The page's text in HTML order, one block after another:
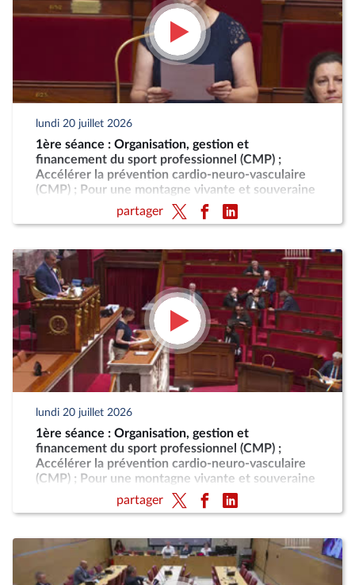
lundi 20 juillet 2026
1ère séance : Organisation, gestion et
financement du sport professionnel (CMP) ;
Accélérer la prévention cardio-neuro-vasculaire
(CMP) ; Pour une montagne vivante et souveraine
partager
lundi 20 juillet 2026
1ère séance : Organisation, gestion et
financement du sport professionnel (CMP) ;
Accélérer la prévention cardio-neuro-vasculaire
(CMP) ; Pour une montagne vivante et souveraine
partager